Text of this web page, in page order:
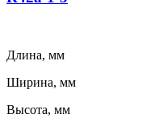
Длина, мм
Ширина, мм
Высота, мм